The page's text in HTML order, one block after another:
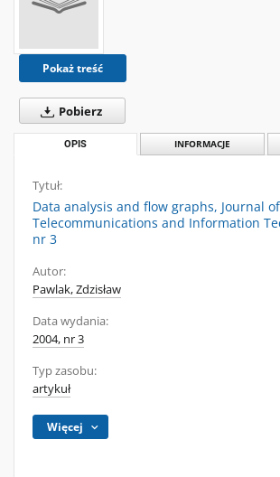
Pokaż treść
Pobierz
OPIS INFORMACJE
Tytuł:
Data analysis and flow graphs, Journal of
Telecommunications and Information
nr 3
Autor:
Pawlak, Zdzisław
Data wydania:
2004, nr 3
Typ zasobu:
artykuł
Więcej